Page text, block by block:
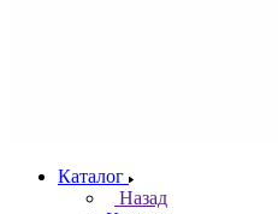
Каталог
Назад